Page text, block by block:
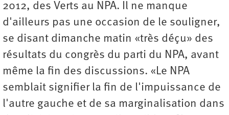
2012, des Verts au NPA. Il ne manque
d'ailleurs pas une occasion de le souligner,
se disant dimanche matin «très déçu» des
résultats du congrès du parti du NPA, avant
même la fin des discussions. «Le NPA
semblait signifier la fin de l'impuissance de
l'autre gauche et de sa marginalisation dans